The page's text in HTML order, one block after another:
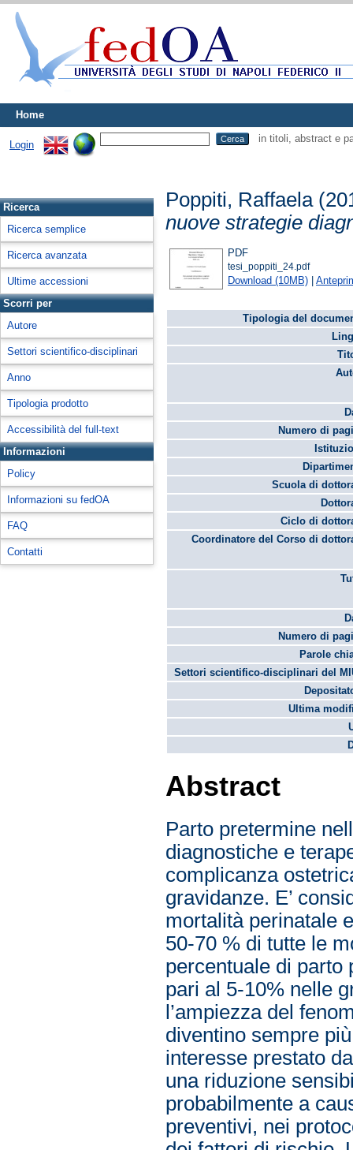
Home
Login
in titoli, abstract e
Ricerca
Ricerca semplice
Ricerca avanzata
Ultime accessioni
Scorri per
Autore
Settori scientifico-disciplinari
Anno
Tipologia prodotto
Accessibilità del full-text
Informazioni
Policy
Informazioni su fedOA
FAQ
Contatti
Poppiti, Raffaela
nuove strategie
PDF
tesi_poppiti_24.pdf
Download (10MB) |
Tipologia del
Numero di
Scuola di
Ciclo di
Coordinatore del Corso di
Numero di
Parole
Settori scientifico-disciplinari del
Ultima
Abstract
Parto pretermine
diagnostiche e
complicanza
gravidanze. E’
mortalità perinatale
50-70 % di tutte le
percentuale di parto
pari al 5-10% nelle
l’ampiezza del
diventino sempre
interesse prestato
una riduzione
probabilmente a
preventivi, nei